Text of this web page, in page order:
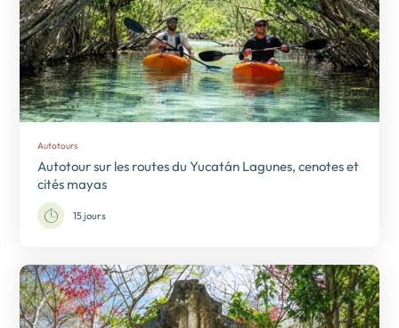
Autotours
Autotour sur les routes du Yucatán Lagunes, cenotes et
cités mayas
15 jours